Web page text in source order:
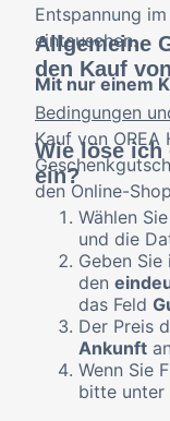
Entspannung
eintauschen.
Mit nur einem
Allgemeine
den Kauf
Bedingungen
Kauf von OREA
den Online-
Wie löse ich
ein?
Wählen
und die
Geben
den
das Feld
Der Preis
Ankunft
Wenn Sie
bitte unter